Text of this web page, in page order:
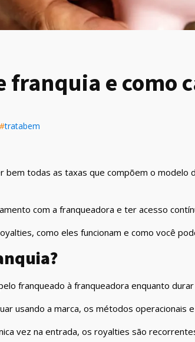
franquia e como
tratabem
bem todas as taxas que compõem o
com a franqueadora e ter acesso
como eles funcionam e como você
franqueado à franqueadora enquanto
usando a marca, os métodos operacionais
vez na entrada, os royalties são